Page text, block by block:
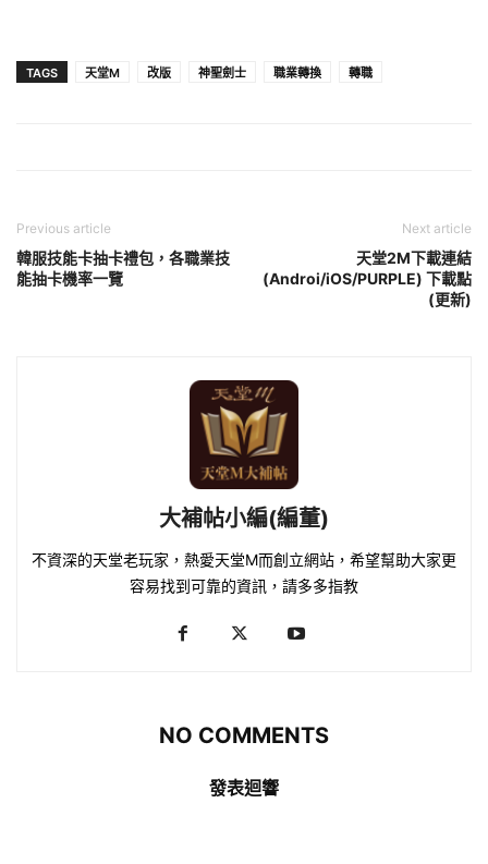
TAGS 天堂M 改版 神聖劍士 職業轉換 轉職
Previous article
韓服技能卡抽卡禮包，各職業技
能抽卡機率一覽
Next article
天堂2M下載連結
(Androi/iOS/PURPLE) 下載點
(更新)
大補帖小編(編董)
不資深的天堂老玩家，熱愛天堂M而創立網站，希望幫助大家更
容易找到可靠的資訊，請多多指教
NO COMMENTS
發表迴響